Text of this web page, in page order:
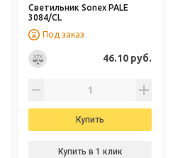
Светильник Sonex PALE
3084/CL
Под заказ
46.10 руб.
Купить
Купить в 1 клик